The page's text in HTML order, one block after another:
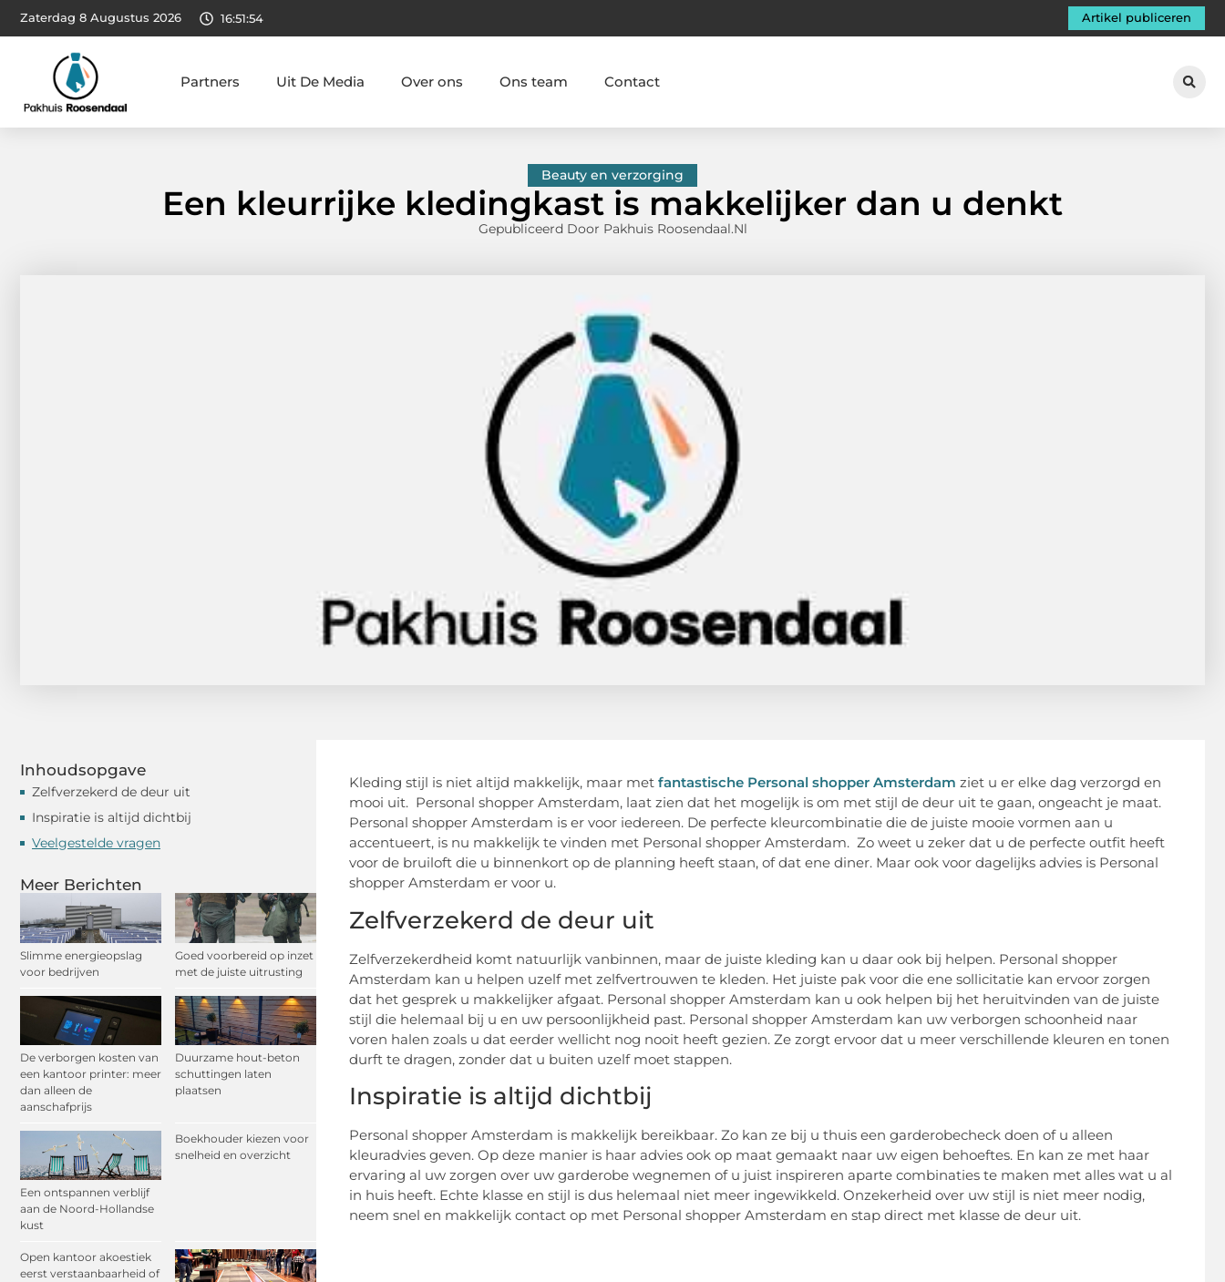
Zaterdag 8 Augustus 2026 16:51:55 Artikel publiceren
Partners Uit De Media Over ons Ons team Contact
Beauty en verzorging
Een kleurrijke kledingkast is makkelijker dan u denkt
Gepubliceerd Door Pakhuis Roosendaal.nl
Inhoudsopgave
Zelfverzekerd de deur uit
Inspiratie is altijd dichtbij
Veelgestelde vragen
Meer Berichten
Slimme energieopslag
voor bedrijven
Goed voorbereid op inzet
met de juiste uitrusting
De verborgen kosten van
een kantoor printer: meer
dan alleen de
aanschafprijs
Duurzame hout-beton
schuttingen laten
plaatsen
Een ontspannen verblijf
aan de Noord-Hollandse
kust
Boekhouder kiezen voor
snelheid en overzicht
Open kantoor akoestiek
eerst verstaanbaarheid of
Kleding stijl is niet altijd makkelijk, maar met fantastische Personal shopper Amsterdam ziet u er elke dag verzorgd en
mooi uit. Personal shopper Amsterdam, laat zien dat het mogelijk is om met stijl de deur uit te gaan, ongeacht je maat.
Personal shopper Amsterdam is er voor iedereen. De perfecte kleurcombinatie die de juiste mooie vormen aan u
accentueert, is nu makkelijk te vinden met Personal shopper Amsterdam. Zo weet u zeker dat u de perfecte outfit heeft
voor de bruiloft die u binnenkort op de planning heeft staan, of dat ene diner. Maar ook voor dagelijks advies is Personal
shopper Amsterdam er voor u.
Zelfverzekerd de deur uit
Zelfverzekerdheid komt natuurlijk vanbinnen, maar de juiste kleding kan u daar ook bij helpen. Personal shopper
Amsterdam kan u helpen uzelf met zelfvertrouwen te kleden. Het juiste pak voor die ene sollicitatie kan ervoor zorgen
dat het gesprek u makkelijker afgaat. Personal shopper Amsterdam kan u ook helpen bij het heruitvinden van de juiste
stijl die helemaal bij u en uw persoonlijkheid past. Personal shopper Amsterdam kan uw verborgen schoonheid naar
voren halen zoals u dat eerder wellicht nog nooit heeft gezien. Ze zorgt ervoor dat u meer verschillende kleuren en tonen
durft te dragen, zonder dat u buiten uzelf moet stappen.
Inspiratie is altijd dichtbij
Personal shopper Amsterdam is makkelijk bereikbaar. Zo kan ze bij u thuis een garderobecheck doen of u alleen
kleuradvies geven. Op deze manier is haar advies ook op maat gemaakt naar uw eigen behoeftes. En kan ze met haar
ervaring al uw zorgen over uw garderobe wegnemen of u juist inspireren aparte combinaties te maken met alles wat u al
in huis heeft. Echte klasse en stijl is dus helemaal niet meer ingewikkeld. Onzekerheid over uw stijl is niet meer nodig,
neem snel en makkelijk contact op met Personal shopper Amsterdam en stap direct met klasse de deur uit.